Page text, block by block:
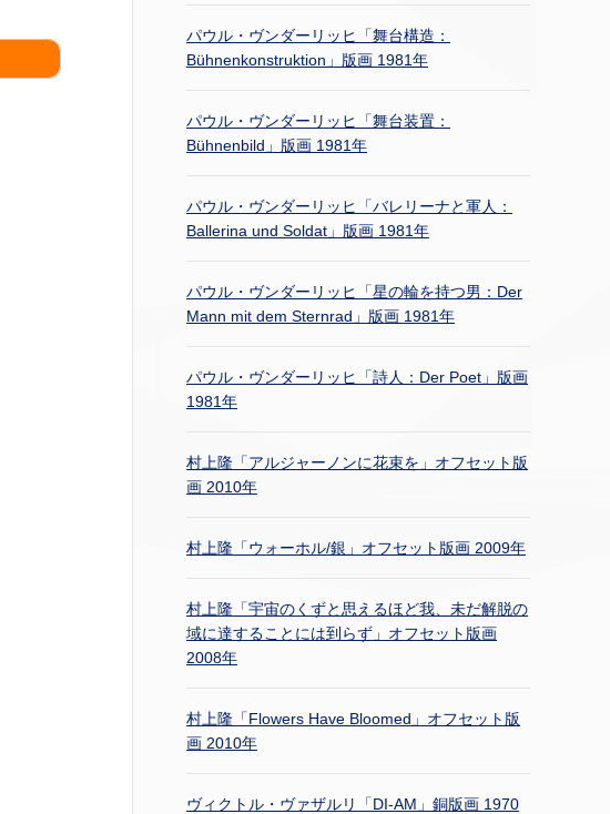
パウル・ヴンダーリッヒ「舞台構造：
Bühnenkonstruktion」版画 1981年
パウル・ヴンダーリッヒ「舞台装置：
Bühnenbild」版画 1981年
パウル・ヴンダーリッヒ「バレリーナと軍人：
Ballerina und Soldat」版画 1981年
パウル・ヴンダーリッヒ「星の輪を持つ男：Der
Mann mit dem Sternrad」版画 1981年
パウル・ヴンダーリッヒ「詩人：Der Poet」版画
1981年
村上隆「アルジャーノンに花束を」オフセット版
画 2010年
村上隆「ウォーホル/銀」オフセット版画 2009年
村上隆「宇宙のくずと思えるほど我、未だ解脱の
域に達することには到らず」オフセット版画
2008年
村上隆「Flowers Have Bloomed」オフセット版
画 2010年
ヴィクトル・ヴァザルリ「DI-AM」銅版画 1970